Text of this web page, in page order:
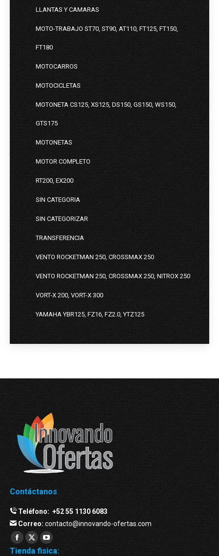
LLANTAS Y CAMARAS
MOTO-TRABAJO ST70, ST90, AT110, FT125, FT150,
FT180
MOTOCARROS
MOTOCICLETAS
MOTONETA CS125, XS125, DS150, GS150, WS150,
GTS175
MOTONETAS
MOTOR COMPLETO
RT200, EX200
SIN CATEGORIA
SIN CATEGORIZAR
TRANSFERENCIA
VENTO ROCKETMAN 250, CROSSMAX 250
VENTO ROCKETMAN 250, CROSSMAX 250, NITROX 250
VORT-X 200, VORT-X 300
YAMAHA YBR125, FZ16, FZ2.0, YTZ125
Contáctanos
Teléfono:+52 55 1130 6083
Correo:contacto@innovando-ofertas.com
Facebook
TwitterYouTube
Tienda fisica: